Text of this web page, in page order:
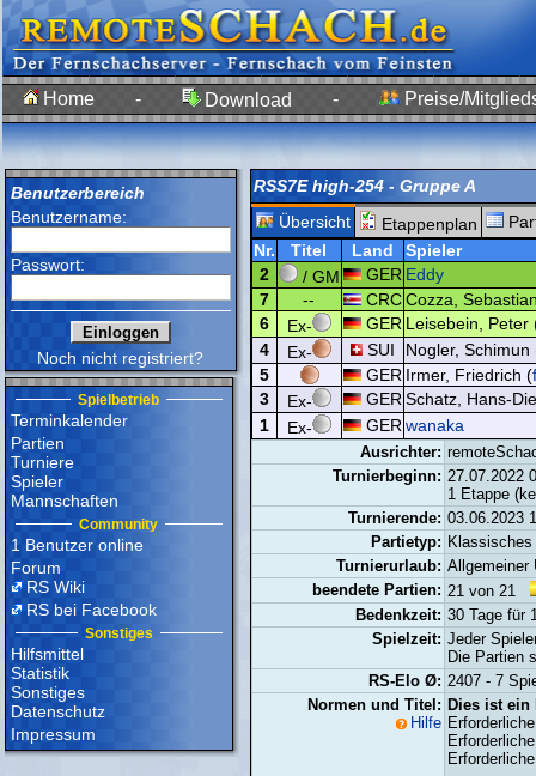
Home - Download - Preise/
Benutzerbereich
Benutzername:
Passwort:
Noch nicht registriert?
Spielbetrieb
Terminkalender
Partien
Turniere
Spieler
Mannschaften
Community
1 Benutzer online
Forum
RS Wiki
RS bei Facebook
Sonstiges
Hilfsmittel
Statistik
Sonstiges
Datenschutz
Impressum
RSS7E high-254 - Gruppe A
Übersicht
Etappenplan
Nr.
Titel Land
Spieler
2
/ GM GER Eddy
7
-- CRCCozza,
6
Ex- GER Leisebein, Peter
4
Ex- SUI
Nogler, Schimun
5
GER Irmer, Friedrich (
3
Ex- GER Schatz, Hans-
1
Ex- GER wanaka
Ausrichter:
Turnierbeginn: 27.07.2022
1 Etappe
Turnierende: 03.06.2023
Partietyp:
Turnierurlaub: Allgemeiner
beendete Partien: 21 von 21
Bedenkzeit: 30 Tage für
Spielzeit: Jeder
Die Partien
RS-Elo Ø: 2407 - 7
Normen und Titel:
Hilfe
Dies ist